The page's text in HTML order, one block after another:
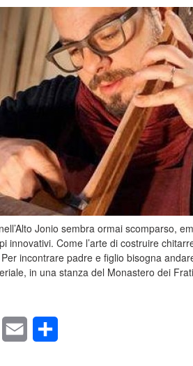
Jonio sembra ormai scomparso,
innovativi. Come l’arte di costruire
incontrare padre e figlio bisogna
in una stanza del Monastero dei
LinkedInEmail